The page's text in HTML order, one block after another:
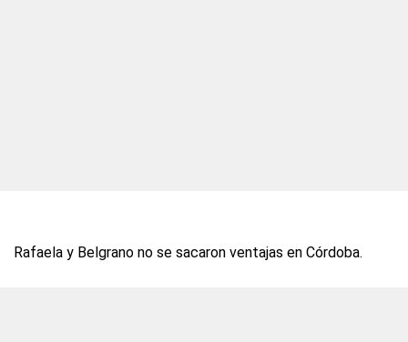
Rafaela y Belgrano no se sacaron ventajas en Córdoba.